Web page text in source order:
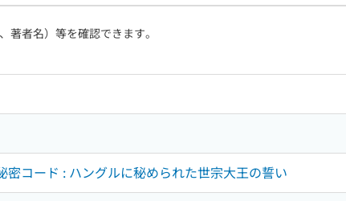
著者名）等を確認できます。
密コード : ハングルに秘められた世宗大王の誓い